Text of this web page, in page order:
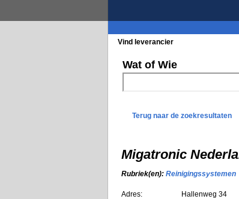
Vind leverancier
Wat of Wie
Terug naar de zoekresultaten
Migatronic
Rubriek(en): Reinigingssystemen
Adres:
Hallenweg 34